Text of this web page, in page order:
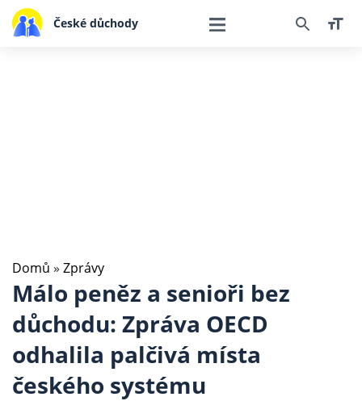
České důchody
Domů » Zprávy
Málo peněz a senioři bez
důchodu: Zpráva OECD
odhalila palčivá místa
českého systému